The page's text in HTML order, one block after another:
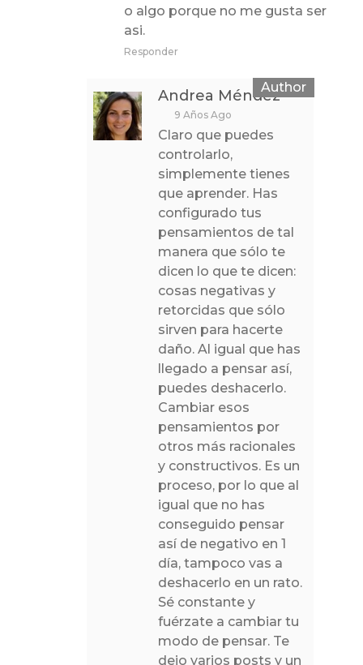
o algo porque no me gusta ser
asi.
Responder
Andrea Méndez
9 Años Ago
Claro que puedes
controlarlo,
simplemente tienes
que aprender. Has
configurado tus
pensamientos de tal
manera que sólo te
dicen lo que te dicen:
cosas negativas y
retorcidas que sólo
sirven para hacerte
daño. Al igual que has
llegado a pensar así,
puedes deshacerlo.
Cambiar esos
pensamientos por
otros más racionales
y constructivos. Es un
proceso, por lo que al
igual que no has
conseguido pensar
así de negativo en 1
día, tampoco vas a
deshacerlo en un rato.
Sé constante y
fuérzate a cambiar tu
modo de pensar. Te
dejo varios posts y un